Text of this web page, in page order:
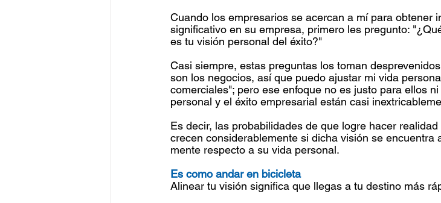
Cuando los empresarios se acercan a mí para obtener
significativo en su empresa, primero les pregunto:
es tu visión personal del éxito?"
Casi siempre, estas preguntas los toman
son los negocios, así que puedo ajustar mi vida
comerciales"; pero ese enfoque no es justo para ellos
personal y el éxito empresarial están casi
Es decir, las probabilidades de que logre hacer
crecen considerablemente si dicha visión se encuentra
mente respecto a su vida personal.
Es como andar en bicicleta
Alinear tu visión significa que llegas a tu destino más